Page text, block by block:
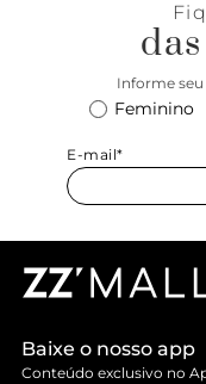
Informe seu
Feminino
E-mail*
Baixe o nosso app
Conteúdo exclusivo no